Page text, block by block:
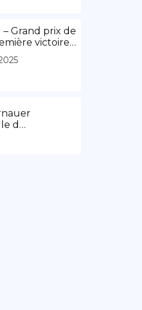
– Grand prix de
victoire
en Rouge,
d’Alonso fait
de